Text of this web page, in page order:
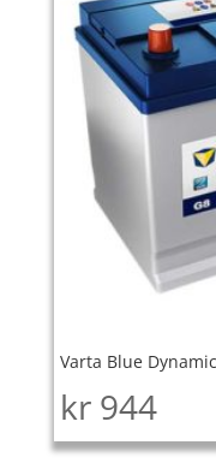
Varta Blue
kr 944